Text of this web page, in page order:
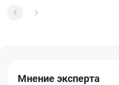
Мнение эксперта